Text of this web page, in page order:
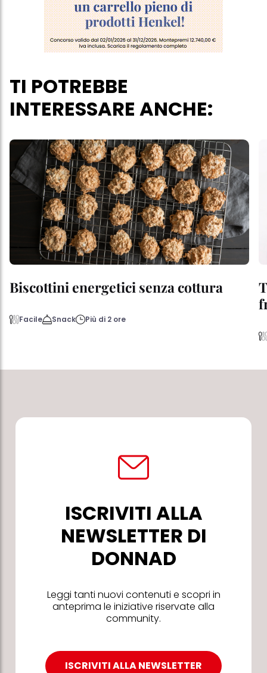
TI POTREBBE
INTERESSARE ANCHE:
Biscottini energetici senza cottura
Facile Snack Più di 2 ore
ISCRIVITI ALLA
NEWSLETTER DI
DONNAD
Leggi tanti nuovi contenuti e scopri in
anteprima le iniziative riservate alla
community.
ISCRIVITI ALLA NEWSLETTER
verranno utilizzati solo i cookie tecnicamente necessari per fornirti
questo sito web.